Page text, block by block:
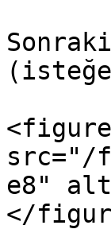
src="/
e8"
</